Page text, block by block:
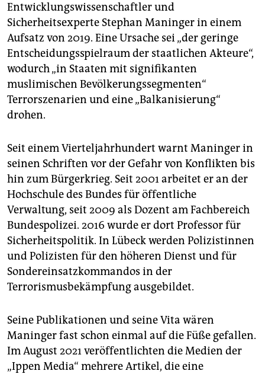
Entwicklungswissenschaftler und
Sicherheitsexperte Stephan Maninger in einem
Aufsatz von 2019. Eine Ursache sei „der geringe
Entscheidungsspielraum der staatlichen Akteure“,
wodurch „in Staaten mit signifikanten
muslimischen Bevölkerungssegmenten“
Terrorszenarien und eine „Balkanisierung“
drohen.
Seit einem Vierteljahrhundert warnt Maninger in
seinen Schriften vor der Gefahr von Konflikten bis
hin zum Bürgerkrieg. Seit 2001 arbeitet er an der
Hochschule des Bundes für öffentliche
Verwaltung, seit 2009 als Dozent am Fachbereich
Bundespolizei. 2016 wurde er dort Professor für
Sicherheitspolitik. In Lübeck werden Polizistinnen
und Polizisten für den höheren Dienst und für
Sondereinsatzkommandos in der
Terrorismusbekämpfung ausgebildet.
Seine Publikationen und seine Vita wären
Maninger fast schon einmal auf die Füße gefallen.
Im August 2021 veröffentlichten die Medien der
„Ippen Media“ mehrere Artikel, die eine